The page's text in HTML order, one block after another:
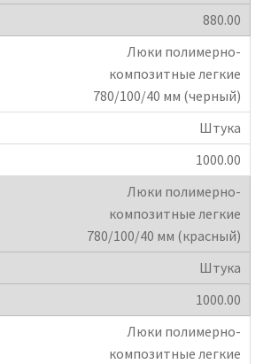
880.00
Люки полимерно-
композитные легкие
780/100/40 мм (черный)
Штука
1000.00
Люки полимерно-
композитные легкие
780/100/40 мм (красный)
Штука
1000.00
Люки полимерно-
композитные легкие